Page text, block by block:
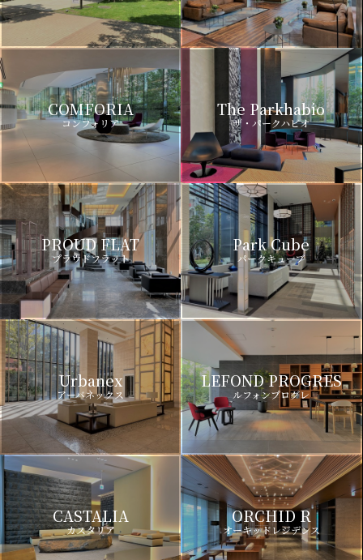
COMFORIA
コンフォリア
The Parkhabio
ザ・パークハビオ
PROUD FLAT
プラウドフラット
Park Cube
パークキューブ
Urbanex
アーバネックス
LEFOND PROGRES
ルフォンプログレ
CASTALIA
カスタリア
ORCHID R
オーキッドレジデンス